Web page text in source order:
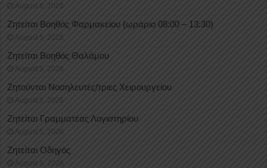
August 6, 2026
Ζητείται Βοηθός Φαρμακείου (ωράριο 08:00 – 13:30)
August 5, 2026
Ζητείται Βοηθός Θαλάμου
August 5, 2026
Ζητούνται Νοσηλευτές/τριες Χειρουργείου
August 5, 2026
Ζητείται Γραμματέας Λογιστηρίου
August 5, 2026
Ζητείται Οδηγός
August 5, 2026